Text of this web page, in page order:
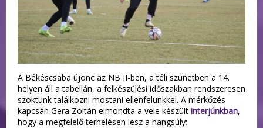
A Békéscsaba újonc az NB II-ben, a téli szünetben a 14.
helyen áll a tabellán, a felkészülési időszakban rendszeresen
szoktunk találkozni mostani ellenfelünkkel. A mérkőzés
kapcsán Gera Zoltán elmondta a vele készült interjúnkban,
hogy a megfelelő terhelésen lesz a hangsúly: